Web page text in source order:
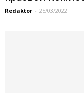
Redaktor - 25/03/2022